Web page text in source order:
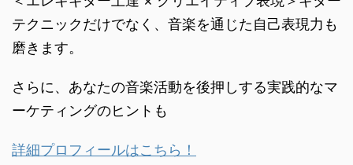
テクニックだけでなく、音楽を通じた自己表現力も
磨きます。
さらに、あなたの音楽活動を後押しする実践的なマ
ーケティングのヒントも
詳細プロフィールはこちら！